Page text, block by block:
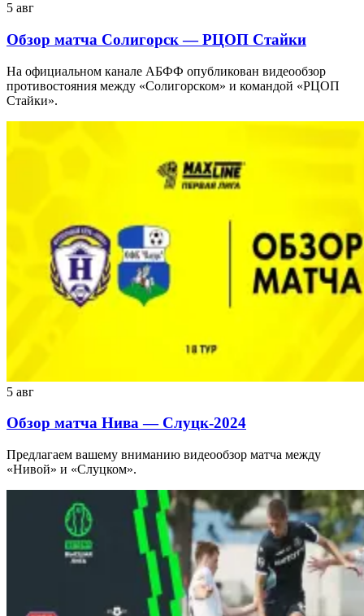
5 авг
Обзор матча Солигорск — РЦОП Стайки
На официальном канале АБФФ опубликован видеообзор
противостояния между «Солигорском» и командой «РЦОП
Стайки».
5 авг
Обзор матча Нива — Слуцк-2024
Предлагаем вашему вниманию видеообзор матча между
«Нивой» и «Слуцком».